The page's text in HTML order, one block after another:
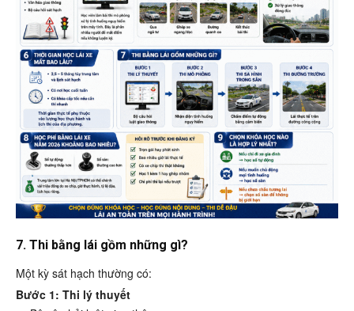
7. Thi bằng lái gồm những gì?
Một kỳ sát hạch thường có:
Bước 1: Thi lý thuyết